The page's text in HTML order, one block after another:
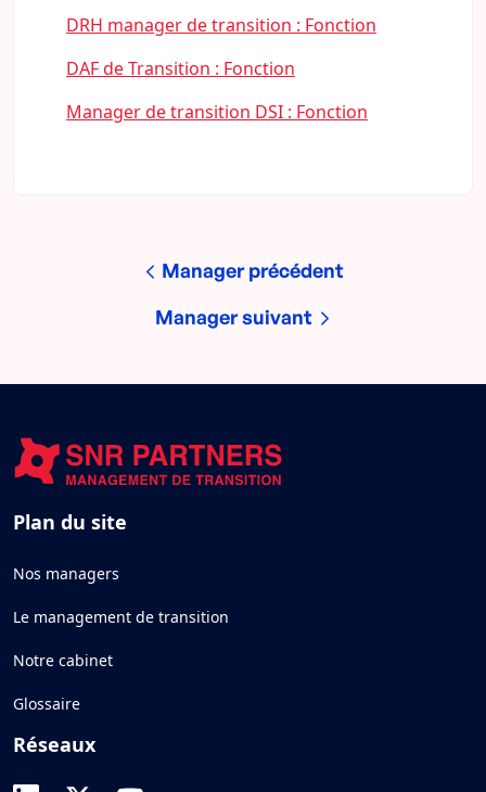
DRH manager de transition : Fonction
DAF de Transition : Fonction
Manager de transition DSI : Fonction
Manager précédent
Manager suivant
Plan du site
Nos managers
Le management de transition
Notre cabinet
Glossaire
Réseaux